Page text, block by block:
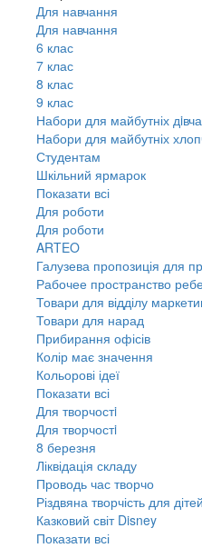
Для навчання
Для навчання
6 клас
7 клас
8 клас
9 клас
Набори для майбутніх
Набори для майбутніх
Студентам
Шкільний ярмарок
Показати всі
Для роботи
Для роботи
ARTEO
Галузева пропозиція для
Рабочее пространство
Товари для відділу
Товари для нарад
Прибирання офісів
Колір має значення
Кольорові ідеї
Показати всі
Для творчостi
Для творчостi
8 березня
Ліквідація складу
Проводь час творчо
Різдвяна творчість для дітей
Казковий світ Disney
Показати всі